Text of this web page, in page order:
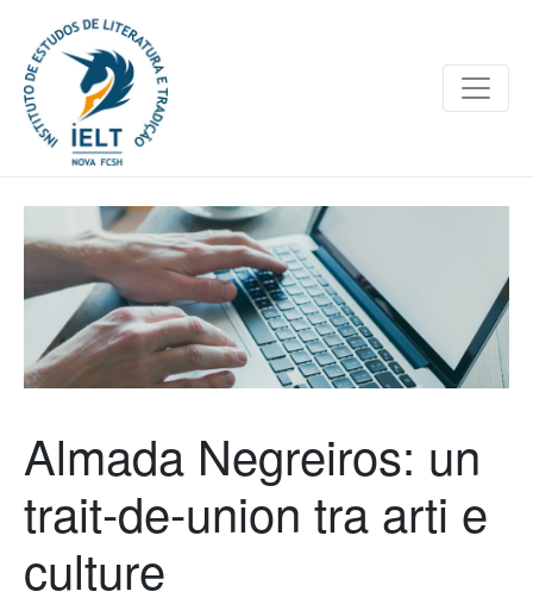
Almada Negreiros: un
trait-de-union tra arti e
culture